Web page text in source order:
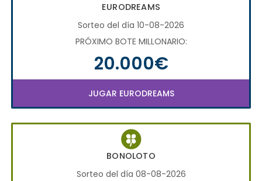
EURODREAMS
Sorteo del día 10-08-2026
PRÓXIMO BOTE MILLONARIO:
20.000€
JUGAR EURODREAMS
BONOLOTO
Sorteo del día 08-08-2026